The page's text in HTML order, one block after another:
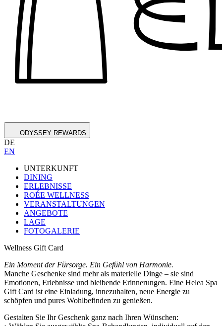
ODYSSEY REWARDS
DE
EN
UNTERKUNFT
DINING
ERLEBNISSE
ROÉE WELLNESS
VERANSTALTUNGEN
ANGEBOTE
LAGE
FOTOGALERIE
Wellness Gift Card
Ein Moment der Fürsorge. Ein Gefühl von Harmonie.
Manche Geschenke sind mehr als materielle Dinge – sie sind
Emotionen, Erlebnisse und bleibende Erinnerungen. Eine Helea Spa
Gift Card ist eine Einladung, innezuhalten, neue Energie zu
schöpfen und pures Wohlbefinden zu genießen.
Gestalten Sie Ihr Geschenk ganz nach Ihren Wünschen: